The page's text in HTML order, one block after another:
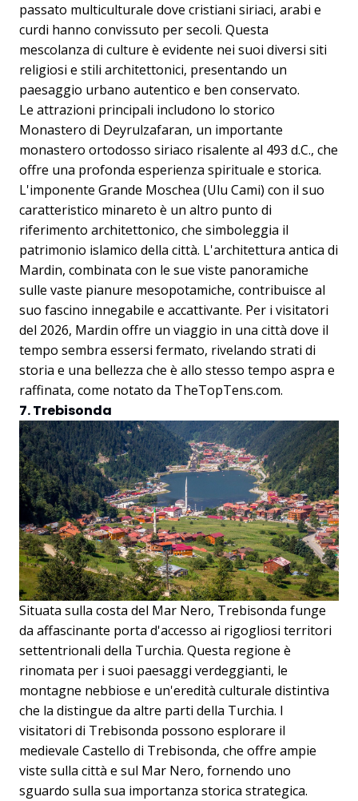
passato multiculturale dove cristiani siriaci, arabi e
curdi hanno convissuto per secoli. Questa
mescolanza di culture è evidente nei suoi diversi siti
religiosi e stili architettonici, presentando un
paesaggio urbano autentico e ben conservato.
Le attrazioni principali includono lo storico
Monastero di Deyrulzafaran, un importante
monastero ortodosso siriaco risalente al 493 d.C., che
offre una profonda esperienza spirituale e storica.
L'imponente Grande Moschea (Ulu Cami) con il suo
caratteristico minareto è un altro punto di
riferimento architettonico, che simboleggia il
patrimonio islamico della città. L'architettura antica di
Mardin, combinata con le sue viste panoramiche
sulle vaste pianure mesopotamiche, contribuisce al
suo fascino innegabile e accattivante. Per i visitatori
del 2026, Mardin offre un viaggio in una città dove il
tempo sembra essersi fermato, rivelando strati di
storia e una bellezza che è allo stesso tempo aspra e
raffinata, come notato da TheTopTens.com.
7. Trebisonda
Situata sulla costa del Mar Nero, Trebisonda funge
da affascinante porta d'accesso ai rigogliosi territori
settentrionali della Turchia. Questa regione è
rinomata per i suoi paesaggi verdeggianti, le
montagne nebbiose e un'eredità culturale distintiva
che la distingue da altre parti della Turchia. I
visitatori di Trebisonda possono esplorare il
medievale Castello di Trebisonda, che offre ampie
viste sulla città e sul Mar Nero, fornendo uno
sguardo sulla sua importanza storica strategica.